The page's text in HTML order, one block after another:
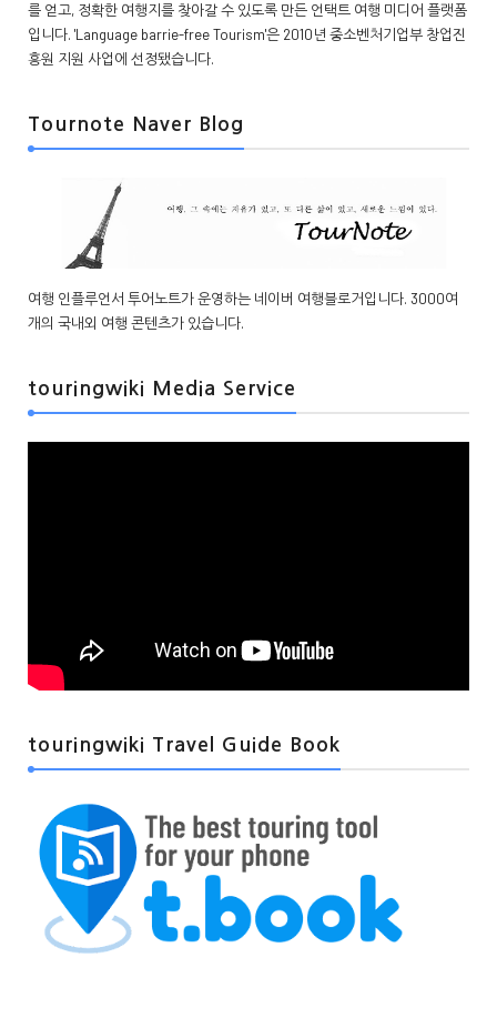
를 얻고, 정확한 여행지를 찾아갈 수 있도록 만든 언택트 여행 미디어 플랫폼
입니다. 'Language barrie-free Tourism'은 2010년 중소벤처기업부 창업진
흥원 지원 사업에 선정됐습니다.
Tournote Naver Blog
여행 인플루언서 투어노트가 운영하는 네이버 여행블로거입니다. 3000여
개의 국내외 여행 콘텐츠가 있습니다.
touringwiki Media Service
touringwiki Travel Guide Book